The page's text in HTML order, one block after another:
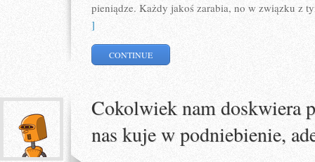
pieniądze. Każdy jakoś zarabia, no w związku z
]
CONTINUE
Cokolwiek nam doskwiera
nas kuje w podniebienie,